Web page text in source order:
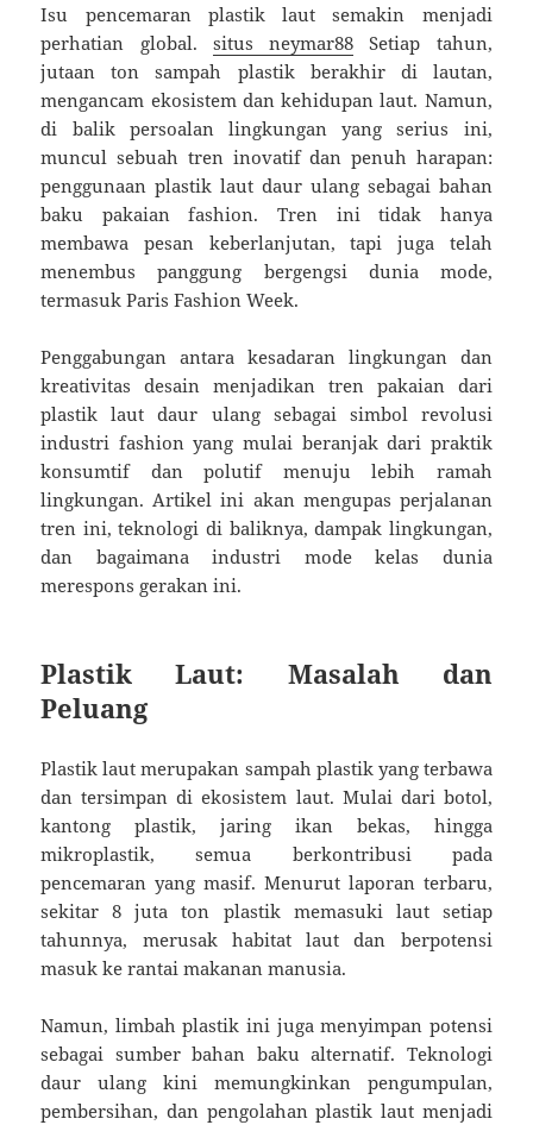
Isu pencemaran plastik laut semakin menjadi
perhatian global. situs neymar88 Setiap tahun,
jutaan ton sampah plastik berakhir di lautan,
mengancam ekosistem dan kehidupan laut. Namun,
di balik persoalan lingkungan yang serius ini,
muncul sebuah tren inovatif dan penuh harapan:
penggunaan plastik laut daur ulang sebagai bahan
baku pakaian fashion. Tren ini tidak hanya
membawa pesan keberlanjutan, tapi juga telah
menembus panggung bergengsi dunia mode,
termasuk Paris Fashion Week.
Penggabungan antara kesadaran lingkungan dan
kreativitas desain menjadikan tren pakaian dari
plastik laut daur ulang sebagai simbol revolusi
industri fashion yang mulai beranjak dari praktik
konsumtif dan polutif menuju lebih ramah
lingkungan. Artikel ini akan mengupas perjalanan
tren ini, teknologi di baliknya, dampak lingkungan,
dan bagaimana industri mode kelas dunia
merespons gerakan ini.
Plastik Laut: Masalah dan
Peluang
Plastik laut merupakan sampah plastik yang terbawa
dan tersimpan di ekosistem laut. Mulai dari botol,
kantong plastik, jaring ikan bekas, hingga
mikroplastik, semua berkontribusi pada
pencemaran yang masif. Menurut laporan terbaru,
sekitar 8 juta ton plastik memasuki laut setiap
tahunnya, merusak habitat laut dan berpotensi
masuk ke rantai makanan manusia.
Namun, limbah plastik ini juga menyimpan potensi
sebagai sumber bahan baku alternatif. Teknologi
daur ulang kini memungkinkan pengumpulan,
pembersihan, dan pengolahan plastik laut menjadi